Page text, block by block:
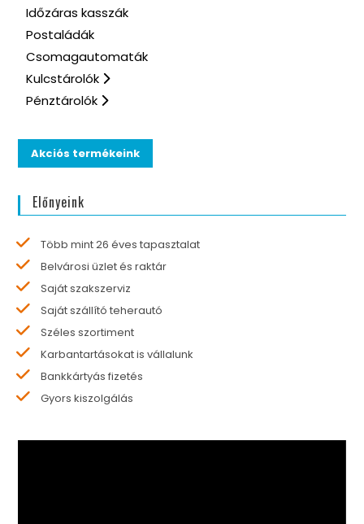
Időzáras kasszák
Postaládák
Csomagautomaták
Kulcstárolók
Pénztárolók
Akciós termékeink
Előnyeink
Több mint 26 éves tapasztalat
Belvárosi üzlet és raktár
Saját szakszerviz
Saját szállító teherautó
Széles szortiment
Karbantartásokat is vállalunk
Bankkártyás fizetés
Gyors kiszolgálás